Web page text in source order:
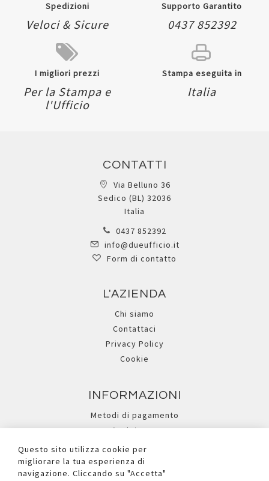
Spedizioni
Veloci & Sicure
Supporto Garantito
0437 852392
I migliori prezzi
Per la Stampa e
l'Ufficio
Stampa eseguita in
Italia
CONTATTI
Via Belluno 36
Sedico (BL) 32036
Italia
0437 852392
info@dueufficio.it
Form di contatto
L'AZIENDA
Chi siamo
Contattaci
Privacy Policy
Cookie
INFORMAZIONI
Metodi di pagamento
Assistenza
Ricerca avanzata
Questo sito utilizza cookie per
migliorare la tua esperienza di
navigazione. Cliccando su "Accetta"